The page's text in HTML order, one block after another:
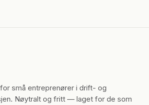
små entreprenører i drift- og
Nøytralt og fritt — laget for de som